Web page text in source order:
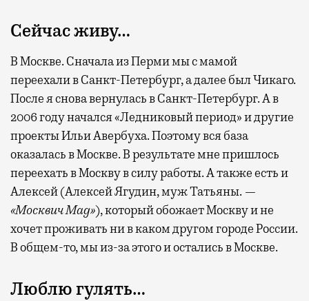
Сейчас живу…
В Москве. Сначала из Перми мы с мамой
переехали в Санкт-Петербург, а далее был Чикаго.
После я снова вернулась в Санкт-Петербург. А в
2006 году начался «Ледниковый период» и другие
проекты Ильи Авербуха. Поэтому вся база
оказалась в Москве. В результате мне пришлось
переехать в Москву в силу работы. А также есть и
Алексей (Алексей Ягудин, муж Татьяны. —
«Москвич Mag»), который обожает Москву и не
хочет проживать ни в каком другом городе России.
В общем-то, мы из-за этого и остались в Москве.
Люблю гулять…